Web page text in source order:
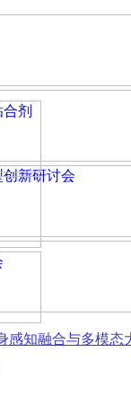
感知融合与多模态